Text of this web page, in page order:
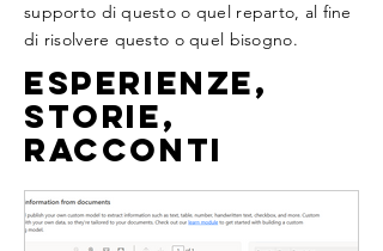
supporto di questo o quel reparto, al fine
di risolvere questo o quel bisogno.
Esperienze,
storie,
racconti